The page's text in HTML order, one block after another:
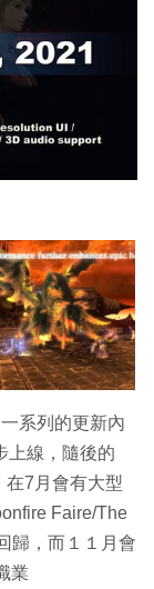
系列的更新內
上線，隨後的
在7月會有大型
Faire/The
歸，而１１月會
業